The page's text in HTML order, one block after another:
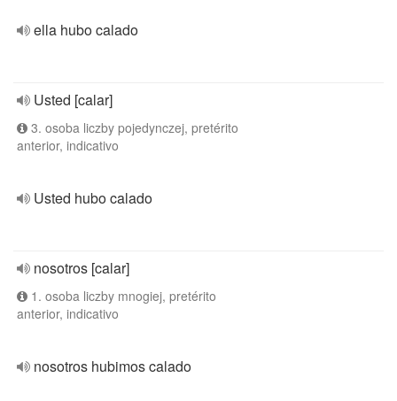
ella hubo calado
Usted [calar]
3. osoba liczby pojedynczej, pretérito
anterior, indicativo
Usted hubo calado
nosotros [calar]
1. osoba liczby mnogiej, pretérito
anterior, indicativo
nosotros hubimos calado